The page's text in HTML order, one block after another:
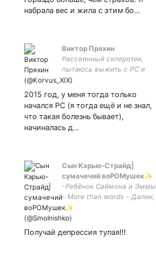
набрала вес и жила с этим бо…
Виктор Пряхин
Рассеянный склеротик,
пытаюсь выжить с РС и
второй группой
месяц
2015 год, у меня тогда только
начался РС (я тогда ещё и не знал,
что такая болезнь бывает),
начиналась д…
Сын Кэрью-Страйд|
сумачечий воРОМушек✨
-Ребёнок Саймона и Эммы.
- More than words - Далик,
тук-тук, Далик! -
Маленький негодник - Я в
Получай депрессия тупая!!!